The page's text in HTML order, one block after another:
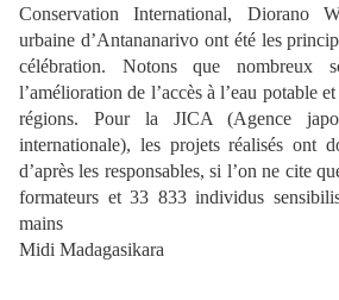
Conservation International, Diorano
urbaine d’Antananarivo ont été les
célébration. Notons que nombreux
l’amélioration de l’accès à l’eau potable
régions. Pour la JICA (Agence
internationale), les projets réalisés ont
d’après les responsables, si l’on ne cite
formateurs et 33 833 individus
mains
Midi Madagasikara